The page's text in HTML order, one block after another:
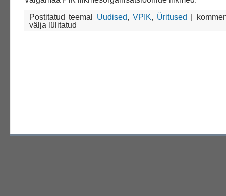
Postitatud teemal Uudised, VPIK, Üritused |
kohtumine
välja lülitatud